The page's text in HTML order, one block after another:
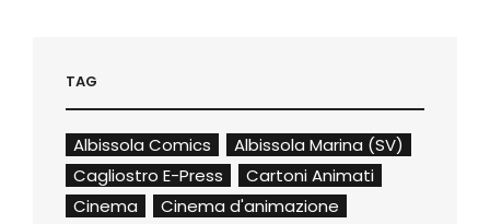
TAG
Albissola Comics
Albissola Marina (SV)
Cagliostro E-Press
Cartoni Animati
Cinema
Cinema d'animazione